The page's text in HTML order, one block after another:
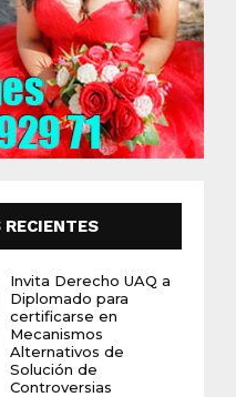
Invita Derecho UAQ a
Diplomado para
certificarse en
Mecanismos
Alternativos de
Solución de
Controversias